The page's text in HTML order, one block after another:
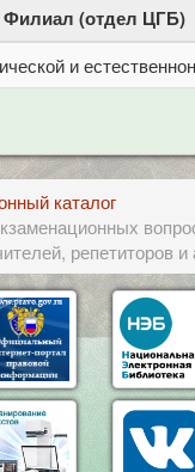
Филиал (отдел ЦГБ)
и
каталог
репетиторов и